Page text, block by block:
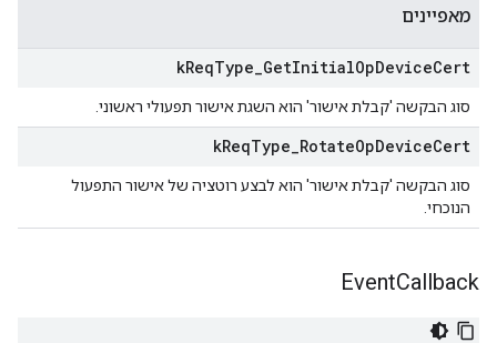
מאפיינים
kReqType GetInitialOpDeviceCert
סוג הבקשה 'קבלת אישור' הוא השגת אישור תפעולי ראשוני.
kReqType RotateOpDeviceCert
סוג הבקשה 'קבלת אישור' הוא לבצע רוטציה של אישור התפעול
הנוכחי.
EventCallback